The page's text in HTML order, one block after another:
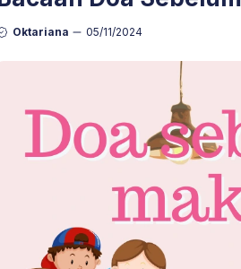
Oktariana 05/11/2024